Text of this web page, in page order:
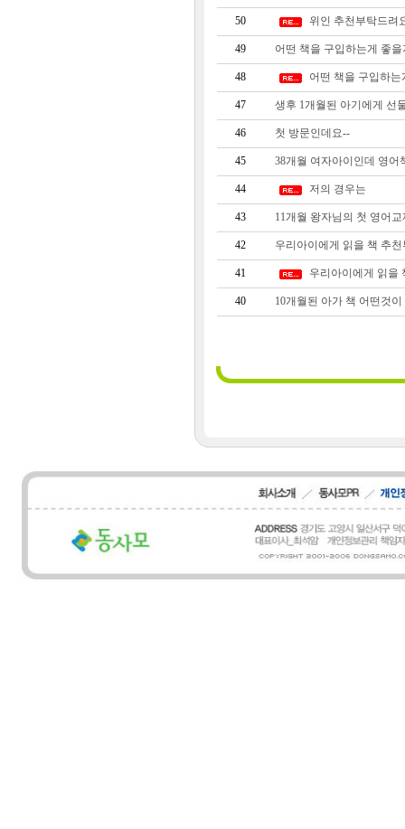
50 위인 추천부탁드려
49 어떤 책을 구입하는게 좋을
48 어떤 책을 구입하는
47 생후 1개월된 아기에게 선
46 첫 방문인데요--
45 38개월 여자아이인데 영
44 저의 경우는
43 11개월 왕자님의 첫 영어
42 우리아이에게 읽을 책 추
41 우리아이에게 읽을
40 10개월된 아가 책 어떤것이